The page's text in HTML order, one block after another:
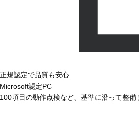
正規認定で品質も安心
Microsoft認定PC
100項目の動作点検など、基準に沿って整